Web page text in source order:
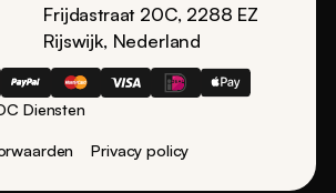
Frijdastraat 20C, 2288 EZ
Rijswijk, Nederland
Diensten
Privacy policy